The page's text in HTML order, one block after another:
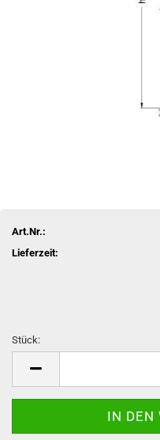
Art.Nr.:
Lieferzeit:
Stück: